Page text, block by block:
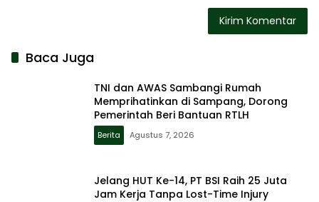
Baca Juga
TNI dan AWAS Sambangi Rumah
Memprihatinkan di Sampang, Dorong
Pemerintah Beri Bantuan RTLH
Berita Agustus 7, 2026
Jelang HUT Ke-14, PT BSI Raih 25 Juta
Jam Kerja Tanpa Lost-Time Injury